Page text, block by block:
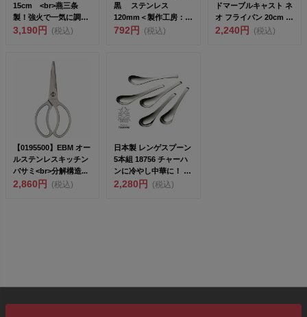
15cm <br>燕三条
製！強火で一気に調理
美味しさ...
3,190円 (税込)
黒 ステンレス
120mm＜製作工房：武
田＞<br>...
792円 (税込)
ドマーブルキャスト ネ
オ フライパン 20cm F-
7200 ...
2,240円 (税込)
【0195500】EBM オー
ルステンレスキッチン
バサミ<br>分解構造...
2,860円 (税込)
日本製 レンゲスプーン
5本組 18756 チャーハ
ンに冷やし中華に！ 洋
食器の本場、...
2,280円 (税込)